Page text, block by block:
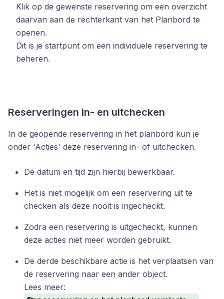
Klik op de gewenste reservering om een overzicht
daarvan aan de rechterkant van het Planbord te
openen.
Dit is je startpunt om een individuele reservering te
beheren.
Reserveringen in- en uitchecken
In de geopende reservering in het planbord kun je
onder 'Acties' deze reservering in- of uitchecken.
De datum en tijd zijn hierbij bewerkbaar.
Het is niet mogelijk om een reservering uit te
checken als deze nooit is ingecheckt.
Zodra een reservering is uitgecheckt, kunnen
deze acties niet meer worden gebruikt.
De derde beschikbare actie is het verplaatsen van
de reservering naar een ander object.
Lees meer: